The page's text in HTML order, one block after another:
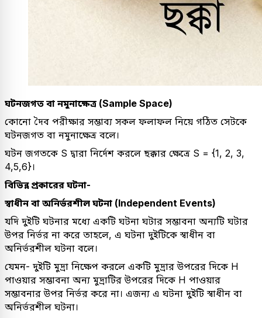
ঘটনজগত বা নমুনাক্ষেত্র (Sample Space)
কোনো দৈব পরীক্ষার সম্ভাব্য সকল ফলাফল নিয়ে গঠিত সেটকে
ঘটনজগত বা নমুনাক্ষেত্র বলে।
ঘটন জগতকে S দ্বারা নির্দেশ করলে ছক্কার ক্ষেত্রে S = {1, 2, 3,
4,5,6}।
বিভিন্ন প্রকারের ঘটনা-
স্বাধীন বা অনির্ভরশীল ঘটনা (Independent Events)
যদি দুইটি ঘটনার মধ্যে একটি ঘটনা ঘটার সম্ভাবনা অন্যটি ঘটার
উপর নির্ভর না করে তাহলে, এ ঘটনা দুইটিকে স্বাধীন বা
অনির্ভরশীল ঘটনা বলে।
যেমন- দুইটি মুদ্রা নিক্ষেপ করলে একটি মুদ্রার উপরের দিকে H
পাওয়ার সম্ভাবনা অন্য মুদ্রাটির উপরের দিকে H পাওয়ার
সম্ভাবনার উপর নির্ভর করে না। এজন্য এ ঘটনা দুইটি স্বাধীন বা
অনির্ভরশীল ঘটনা।